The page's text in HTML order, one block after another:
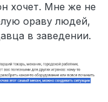
хочет. Мне же не
ораву людей,
в заведении.